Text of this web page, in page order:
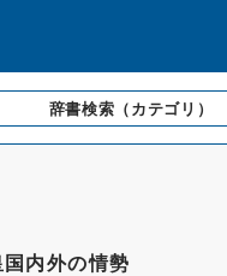
辞書検索 （カテゴリ）
内外の情勢